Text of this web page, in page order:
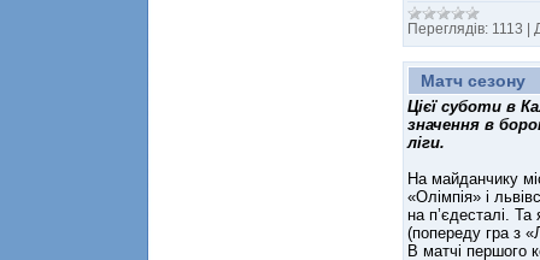
Переглядів: 1113 |
Матч сезону
Цієї суботи в
значення в
ліги.
На майданчику
«Олімпія» і
на п’єдесталі.
(попереду гра з
В матчі першого